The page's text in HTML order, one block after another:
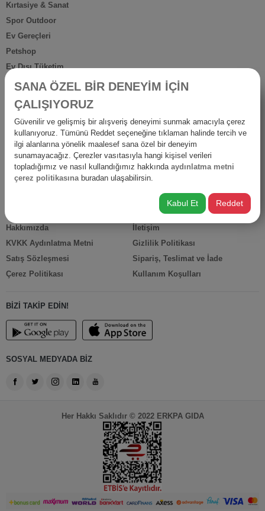
Kırtasiye & Sanat
Spor Outdoor
Ev Gereçleri
Petshop
Ev Dışı Tüketim
Kişisel Bakım
İş Yerine Özel
Oto-Yapı-Bahçe
Hediyelik Ürünler
Diğer Ürünler
İsraf
Hakkımızda
KVKK Aydınlatma Metni
Satış Sözleşmesi
Çerez Politikası
İletişim
Gizlilik Politikası
Sipariş, Teslimat ve İade
Kullanım Koşulları
BİZİ TAKİP EDİN!
SOSYAL MEDYADA BİZ
Her Hakkı Saklıdır © 2022 ERKPA GIDA
SANA ÖZEL BİR DENEYİM İÇİN
ÇALIŞIYORUZ
Güvenilir ve gelişmiş bir alışveriş deneyimi sunmak amacıyla çerez
kullanıyoruz. Tümünü Reddet seçeneğine tıklaman halinde tercih ve
ilgi alanlarına yönelik maalesef sana özel bir deneyim
sunamayacağız. Çerezler vasıtasıyla hangi kişisel verileri
topladığımız ve nasıl kullandığımız hakkında aydınlatma metni
çerez politikasına buradan ulaşabilirsin.
Kabul Et Reddet